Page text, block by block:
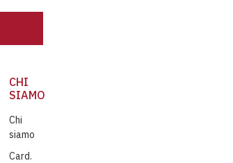
CHI
SIAMO
Chi
siamo
Card.